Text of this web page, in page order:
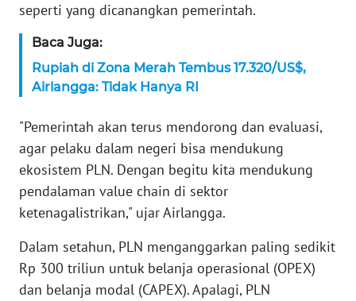
seperti yang dicanangkan pemerintah.
Baca Juga:
Rupiah di Zona Merah Tembus 17.320/US$,
Airlangga: Tidak Hanya RI
"Pemerintah akan terus mendorong dan evaluasi,
agar pelaku dalam negeri bisa mendukung
ekosistem PLN. Dengan begitu kita mendukung
pendalaman value chain di sektor
ketenagalistrikan," ujar Airlangga.
Dalam setahun, PLN menganggarkan paling sedikit
Rp 300 triliun untuk belanja operasional (OPEX)
dan belanja modal (CAPEX). Apalagi, PLN
Wahana
News
Regional
WN
WN
JAKARTA
WN
WN
BANTEN